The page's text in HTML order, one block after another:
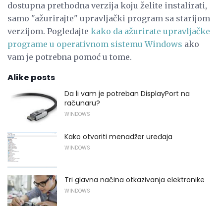
dostupna prethodna verzija koju želite instalirati,
samo "ažurirajte" upravljački program sa starijom
verzijom. Pogledajte kako da ažurirate upravljačke
programe u operativnom sistemu Windows ako
vam je potrebna pomoć u tome.
Alike posts
Da li vam je potreban DisplayPort na
računaru?
WINDOWS
Kako otvoriti menadžer uređaja
WINDOWS
Tri glavna načina otkazivanja elektronike
WINDOWS